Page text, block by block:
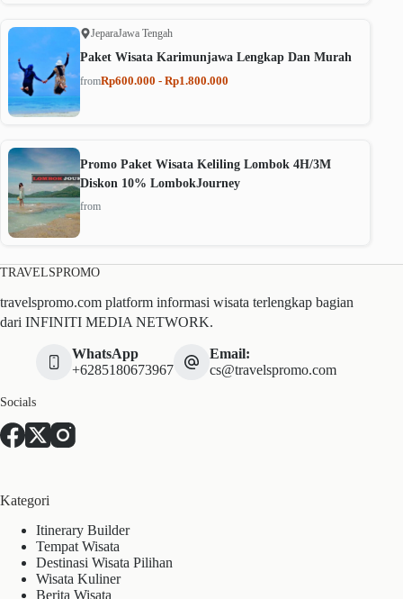
JeparaJawa Tengah
Paket Wisata Karimunjawa Lengkap Dan Murah
fromRp600.000 - Rp1.800.000
Promo Paket Wisata Keliling Lombok 4H/3M
Diskon 10% LombokJourney
from
TRAVELSPROMO
travelspromo.com platform informasi wisata terlengkap bagian
dari INFINITI MEDIA NETWORK.
WhatsApp
+6285180673967
Email:
cs@travelspromo.com
Socials
Kategori
Itinerary Builder
Tempat Wisata
Destinasi Wisata Pilihan
Wisata Kuliner
Berita Wisata